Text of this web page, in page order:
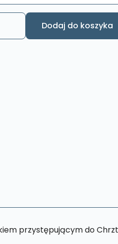
Dodaj do koszyka
przystępującym do